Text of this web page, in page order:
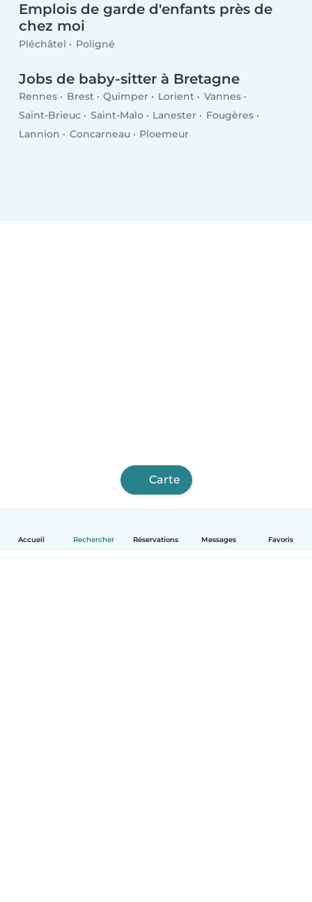
Accueil Rechercher Réservations Messages Favoris
Emplois de garde d'enfants près de
chez moi
Pléchâtel Poligné
Jobs de baby-sitter à Bretagne
Rennes Brest Quimper Lorient
Vannes
Saint-Brieuc
Saint-Malo Lanester
Fougères
Lannion
Concarneau Ploemeur
Carte